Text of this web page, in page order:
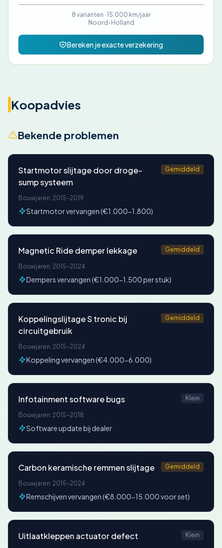
8 varianten · 15.000 km/jaar
Noord-Holland
Bereken je exacte verzekering
Koopadvies
Bekende problemen
Startmotor slijtage door droge-
sump systeem
Gemiddeld
Bouwjaren: 2015-2019
Startmotor vervangen (€1.000-1.800)
Magnetic Ride demper lekkage Gemiddeld
Bouwjaren: 2015-2024
Dempers vervangen (€1.000-1.500 per stuk)
Koppelingslijtage S tronic bij
circuitgebruik
Gemiddeld
Bouwjaren: 2015-2024
Koppeling vervangen (€4.000-6.000)
Infotainment software bugs Klein
Bouwjaren: 2015-2018
Software update bij dealer
Carbon keramische remmen slijtage Gemiddeld
Bouwjaren: 2015-2024
Remschijven vervangen (€8.000-15.000 voor set)
Uitlaatkleppen actuator defect Klein